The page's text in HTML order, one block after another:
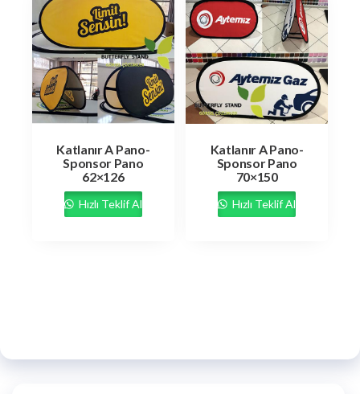
Katlanır A Pano-
Sponsor Pano
62×126
Hızlı Teklif Al
Katlanır A Pano-
Sponsor Pano
70×150
Hızlı Teklif Al